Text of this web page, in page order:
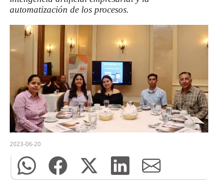
automatización de los procesos.
2023-06-20